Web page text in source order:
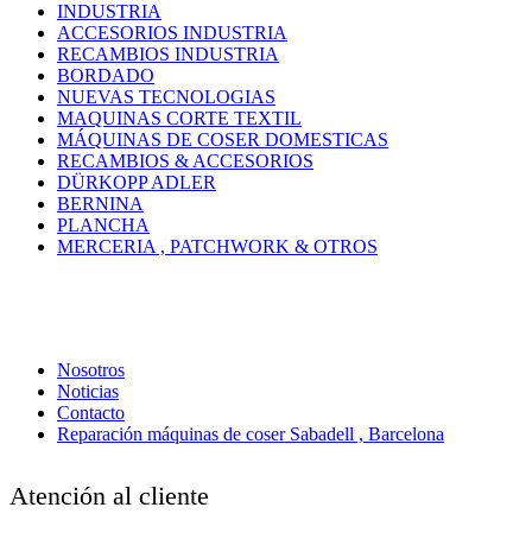
INDUSTRIA
ACCESORIOS INDUSTRIA
RECAMBIOS INDUSTRIA
BORDADO
NUEVAS TECNOLOGIAS
MAQUINAS CORTE TEXTIL
MÁQUINAS DE COSER DOMESTICAS
RECAMBIOS & ACCESORIOS
DÜRKOPP ADLER
BERNINA
PLANCHA
MERCERIA , PATCHWORK & OTROS
Nosotros
Noticias
Contacto
Reparación máquinas de coser Sabadell , Barcelona
Atención al cliente